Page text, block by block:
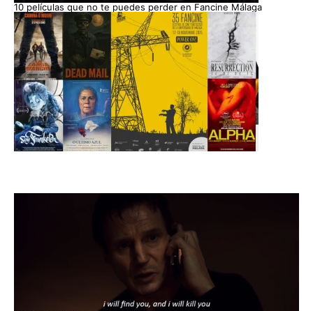
10 películas que no te puedes perder en Fancine Málaga